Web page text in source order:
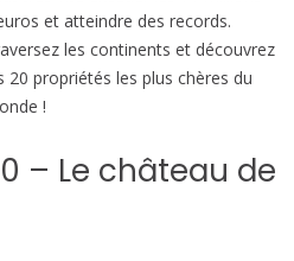
et atteindre des records.
les continents et découvrez
20 propriétés les plus chères du
!
– Le château de